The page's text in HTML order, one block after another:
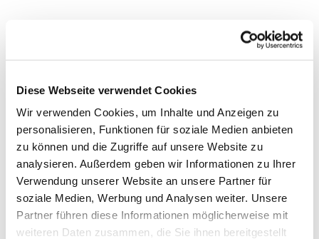
Diese Webseite verwendet Cookies
Wir verwenden Cookies, um Inhalte und Anzeigen zu
personalisieren, Funktionen für soziale Medien anbieten
zu können und die Zugriffe auf unsere Website zu
analysieren. Außerdem geben wir Informationen zu Ihrer
Verwendung unserer Website an unsere Partner für
soziale Medien, Werbung und Analysen weiter. Unsere
Partner führen diese Informationen möglicherweise mit
weiteren Daten zusammen, die Sie ihnen bereitgestellt
Dies könnte Sie auch
interessieren